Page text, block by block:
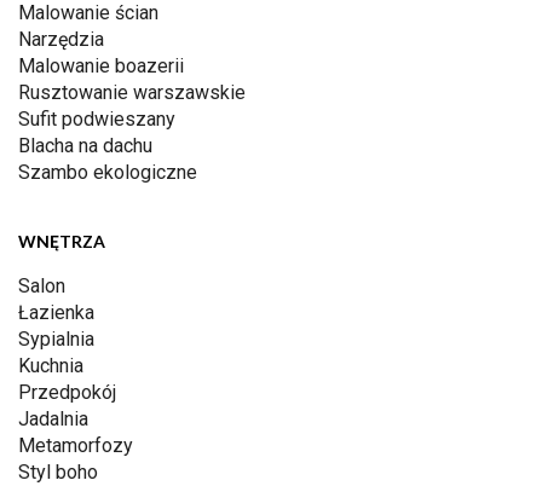
Malowanie ścian
Narzędzia
Malowanie boazerii
Rusztowanie warszawskie
Sufit podwieszany
Blacha na dachu
Szambo ekologiczne
WNĘTRZA
Salon
Łazienka
Sypialnia
Kuchnia
Przedpokój
Jadalnia
Metamorfozy
Styl boho